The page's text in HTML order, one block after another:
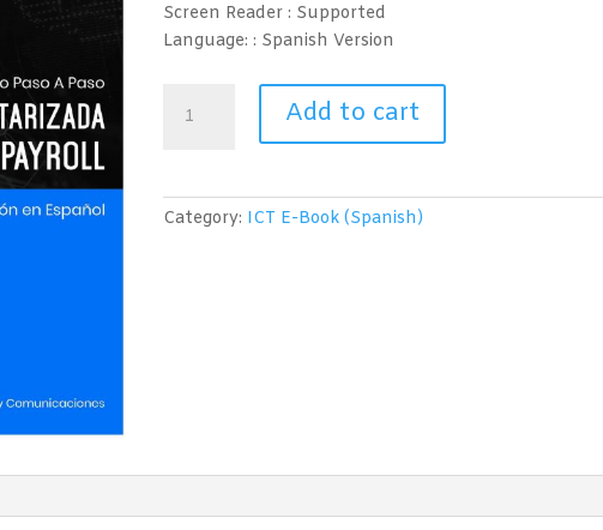
Screen Reader : Supported
Language: : Spanish Version
Computarizada
quantity
Add to cart
Category: ICT E-Book (Spanish)